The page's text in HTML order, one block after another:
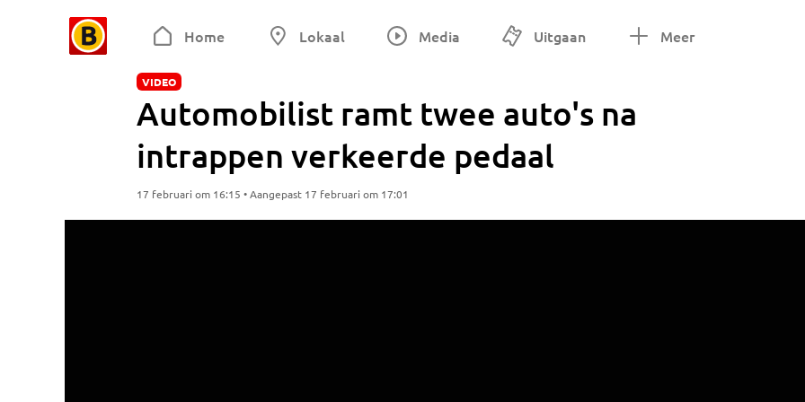
Home Lokaal Media Uitgaan Meer
VIDEO
Automobilist ramt twee auto's na
intrappen verkeerde pedaal
17 februari om 16:15 • Aangepast 17 februari om 17:01